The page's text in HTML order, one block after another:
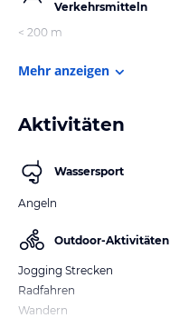
Verkehrsmitteln
< 200 m
Mehr anzeigen
Aktivitäten
Wassersport
Angeln
Outdoor-Aktivitäten
Jogging Strecken
Radfahren
Wandern